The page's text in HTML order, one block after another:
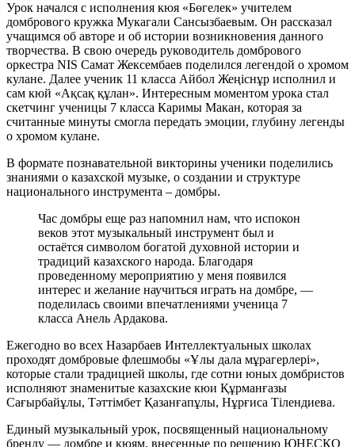
Урок начался с исполнения кюя «Бөгелек» учителем
домбрового кружка Мукагали Сансызбаевым. Он рассказал
учащимся об авторе и об истории возникновения данного
творчества. В свою очередь руководитель домбрового
оркестра NIS Самат Жексембаев поделился легендой о хромом
кулане. Далее ученик 11 класса Айбол Жеңіснұр исполнил и
сам кюй «Ақсақ құлан». Интересным моментом урока стал
скетчинг ученицы 7 класса Каримы Макан, которая за
считанные минуты смогла передать эмоции, глубину легенды
о хромом кулане.
В формате познавательной викторины ученики поделились
знаниями о казахской музыке, о создании и структуре
национального инструмента – домбры.
Час домбры еще раз напомнил нам, что испокон
веков этот музыкальный инструмент был и
остаётся символом богатой духовной истории и
традиций казахского народа. Благодаря
проведенному мероприятию у меня появился
интерес и желание научиться играть на домбре, —
поделилась своими впечатлениями ученица 7
класса Анель Ардакова.
Ежегодно во всех Назарбаев Интеллектуальных школах
проходят домбровые флешмобы «Ұлы дала мұрагерлері»,
которые стали традицией школы, где сотни юных домбристов
исполняют знаменитые казахские кюи Құрманғазы
Сағырбайұлы, Тәттімбет Қазанғапұлы, Нұрғиса Тілендиева.
Единый музыкальный урок, посвященный национальному
бренду — домбре и кюям, внесенные по решению ЮНЕСКО